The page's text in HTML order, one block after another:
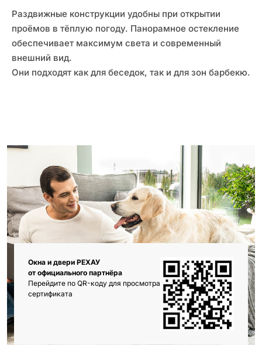
Раздвижные конструкции удобны при открытии
проёмов в тёплую погоду. Панорамное остекление
обеспечивает максимум света и современный
внешний вид.
Они подходят как для беседок, так и для зон барбекю.
Окна и двери РЕХАУ
от официального партнёра
Перейдите по QR-коду для просмотра
сертификата